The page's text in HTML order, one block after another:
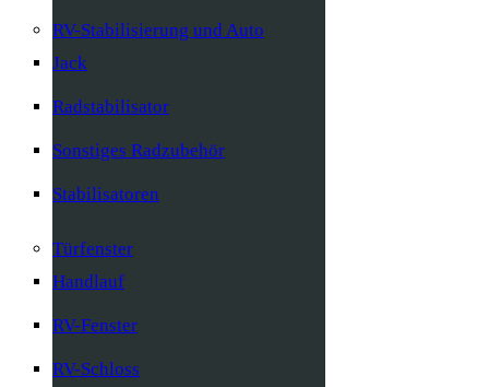
RV-Stabilisierung und Auto
Jack
Radstabilisator
Sonstiges Radzubehör
Stabilisatoren
Türfenster
Handlauf
RV-Fenster
RV-Schloss